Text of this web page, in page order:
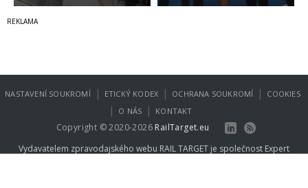
NASTAVENÍ SOUKROMÍ | ETICKÝ KODEX | OCHRANA SOUKROMÍ | COOKIES
| O NÁS | KONTAKT
Copyright © 2020-2026 RailTarget.eu
Vydavatelem zpravodajského webu RAIL TARGET je společnost Expert